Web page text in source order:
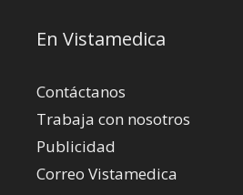
En Vistamedica
Contáctanos
Trabaja con nosotros
Publicidad
Correo Vistamedica